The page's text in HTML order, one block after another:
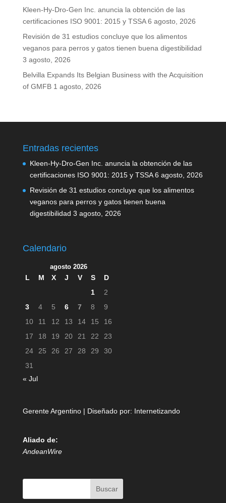
Kleen-Hy-Dro-Gen Inc. anuncia la obtención de las
certificaciones ISO 9001: 2015 y TSSA 6 agosto, 2026
Revisión de 31 estudios concluye que los alimentos
veganos para perros y gatos tienen buena digestibilidad
3 agosto, 2026
Belvilla Expands Its Belgian Business with the Acquisition
of GMFB 1 agosto, 2026
Entradas recientes
Kleen-Hy-Dro-Gen Inc. anuncia la obtención de las
certificaciones ISO 9001: 2015 y TSSA 6 agosto, 2026
Revisión de 31 estudios concluye que los alimentos
veganos para perros y gatos tienen buena
digestibilidad 3 agosto, 2026
Calendario
agosto 2026
L M X J V S
D
1
2
3
4 5 6 7 8
9
10
11 12 13 14 15
16
17
18 19 20 21 22
23
24
25 26 27 28 29
30
31
« Jul
Gerente Argentino | Diseñado por: Internetizando
Aliado de:
AndeanWire